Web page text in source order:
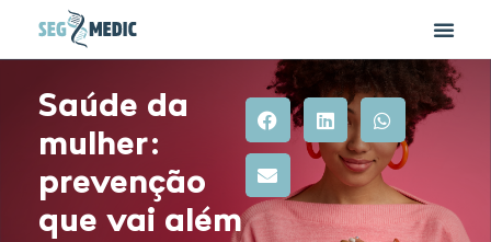
Saúde da
mulher:
prevenção
que vai além